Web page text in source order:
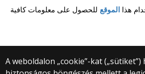
هذا الموقع للحصول على معلومات كافية
A weboldalon „cookie”-kat